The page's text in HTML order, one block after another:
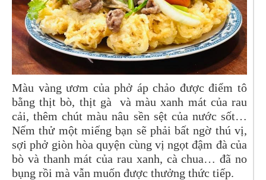
Màu vàng ươm của phở áp chảo được điểm tô
bằng thịt bò, thịt gà và màu xanh mát của rau
cải, thêm chút màu nâu sền sệt của nước sốt…
Nếm thử một miếng bạn sẽ phải bất ngờ thú vị,
sợi phở giòn hòa quyện cùng vị ngọt đậm đà của
bò và thanh mát của rau xanh, cà chua… đã no
bụng rồi mà vẫn muốn được thưởng thức tiếp.